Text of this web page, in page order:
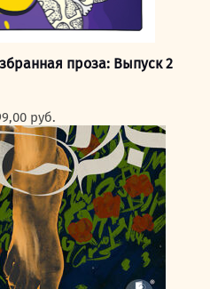
проза: Выпуск 2
руб.